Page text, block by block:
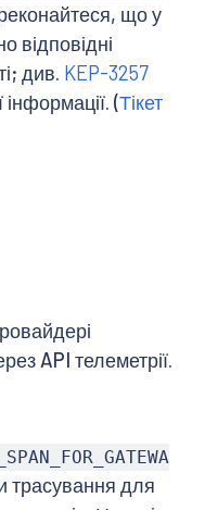
що у
відповідні
див. KEP-3257
(Тікет
API телеметрії.
трасування для